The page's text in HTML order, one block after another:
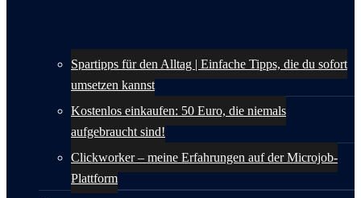
Spartipps für den Alltag | Einfache Tipps, die du sofort
umsetzen kannst
Kostenlos einkaufen: 50 Euro, die niemals
aufgebraucht sind!
Clickworker – meine Erfahrungen auf der Microjob-
Plattform